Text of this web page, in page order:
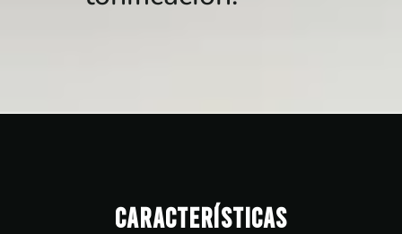
Características